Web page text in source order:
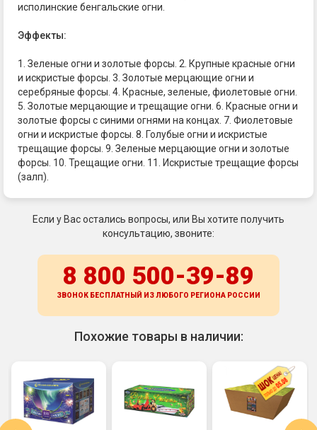
исполинские бенгальские огни.
Эффекты:
1. Зеленые огни и золотые форсы. 2. Крупные красные огни
и искристые форсы. 3. Золотые мерцающие огни и
серебряные форсы. 4. Красные, зеленые, фиолетовые огни.
5. Золотые мерцающие и трещащие огни. 6. Красные огни и
золотые форсы с синими огнями на концах. 7. Фиолетовые
огни и искристые форсы. 8. Голубые огни и искристые
трещащие форсы. 9. Зеленые мерцающие огни и золотые
форсы. 10. Трещащие огни. 11. Искристые трещащие форсы
(залп).
Если у Вас остались вопросы, или Вы хотите получить
консультацию, звоните:
8 800 500-39-89
ЗВОНОК БЕСПЛАТНЫЙ ИЗ ЛЮБОГО РЕГИОНА РОССИИ
Похожие товары в наличии: